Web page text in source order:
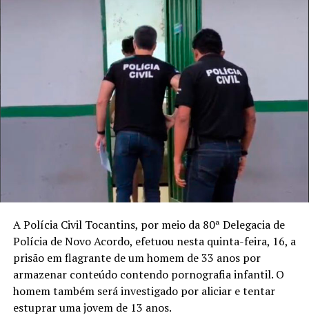
A Polícia Civil Tocantins, por meio da 80ª Delegacia de
Polícia de Novo Acordo, efetuou nesta quinta-feira, 16, a
prisão em flagrante de um homem de 33 anos por
armazenar conteúdo contendo pornografia infantil. O
homem também será investigado por aliciar e tentar
estuprar uma jovem de 13 anos.